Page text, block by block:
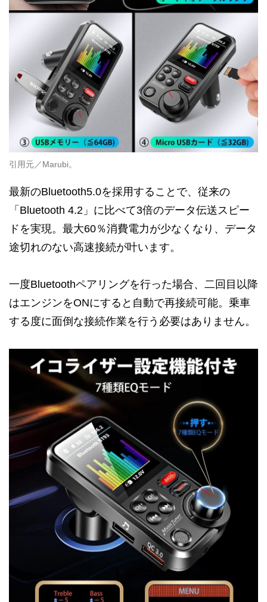
引用元／Marubi。
最新のBluetooth5.0を採用することで、従来の
「Bluetooth 4.2」に比べて3倍のデータ伝送スピー
ドを実現。最大60％消費電力が少なくなり、データ
途切れのない高速接続が叶います。
一度Bluetoothペアリングを行った場合、二回目以降
はエンジンをONにすると自動で再接続可能。乗車
する度に面倒な接続作業を行う必要はありません。